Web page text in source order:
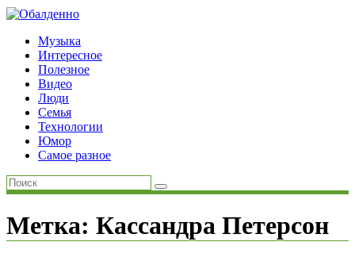
Музыка
Интересное
Полезное
Видео
Люди
Семья
Технологии
Юмор
Самое разное
Метка: Кассандра Петерсон